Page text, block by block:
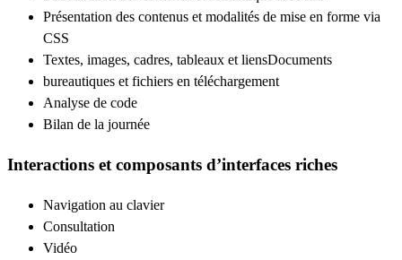
Présentation des contenus et modalités de mise en forme via
CSS
Textes, images, cadres, tableaux et liensDocuments
bureautiques et fichiers en téléchargement
Analyse de code
Bilan de la journée
Interactions et composants d’interfaces riches
Navigation au clavier
Consultation
Vidéo